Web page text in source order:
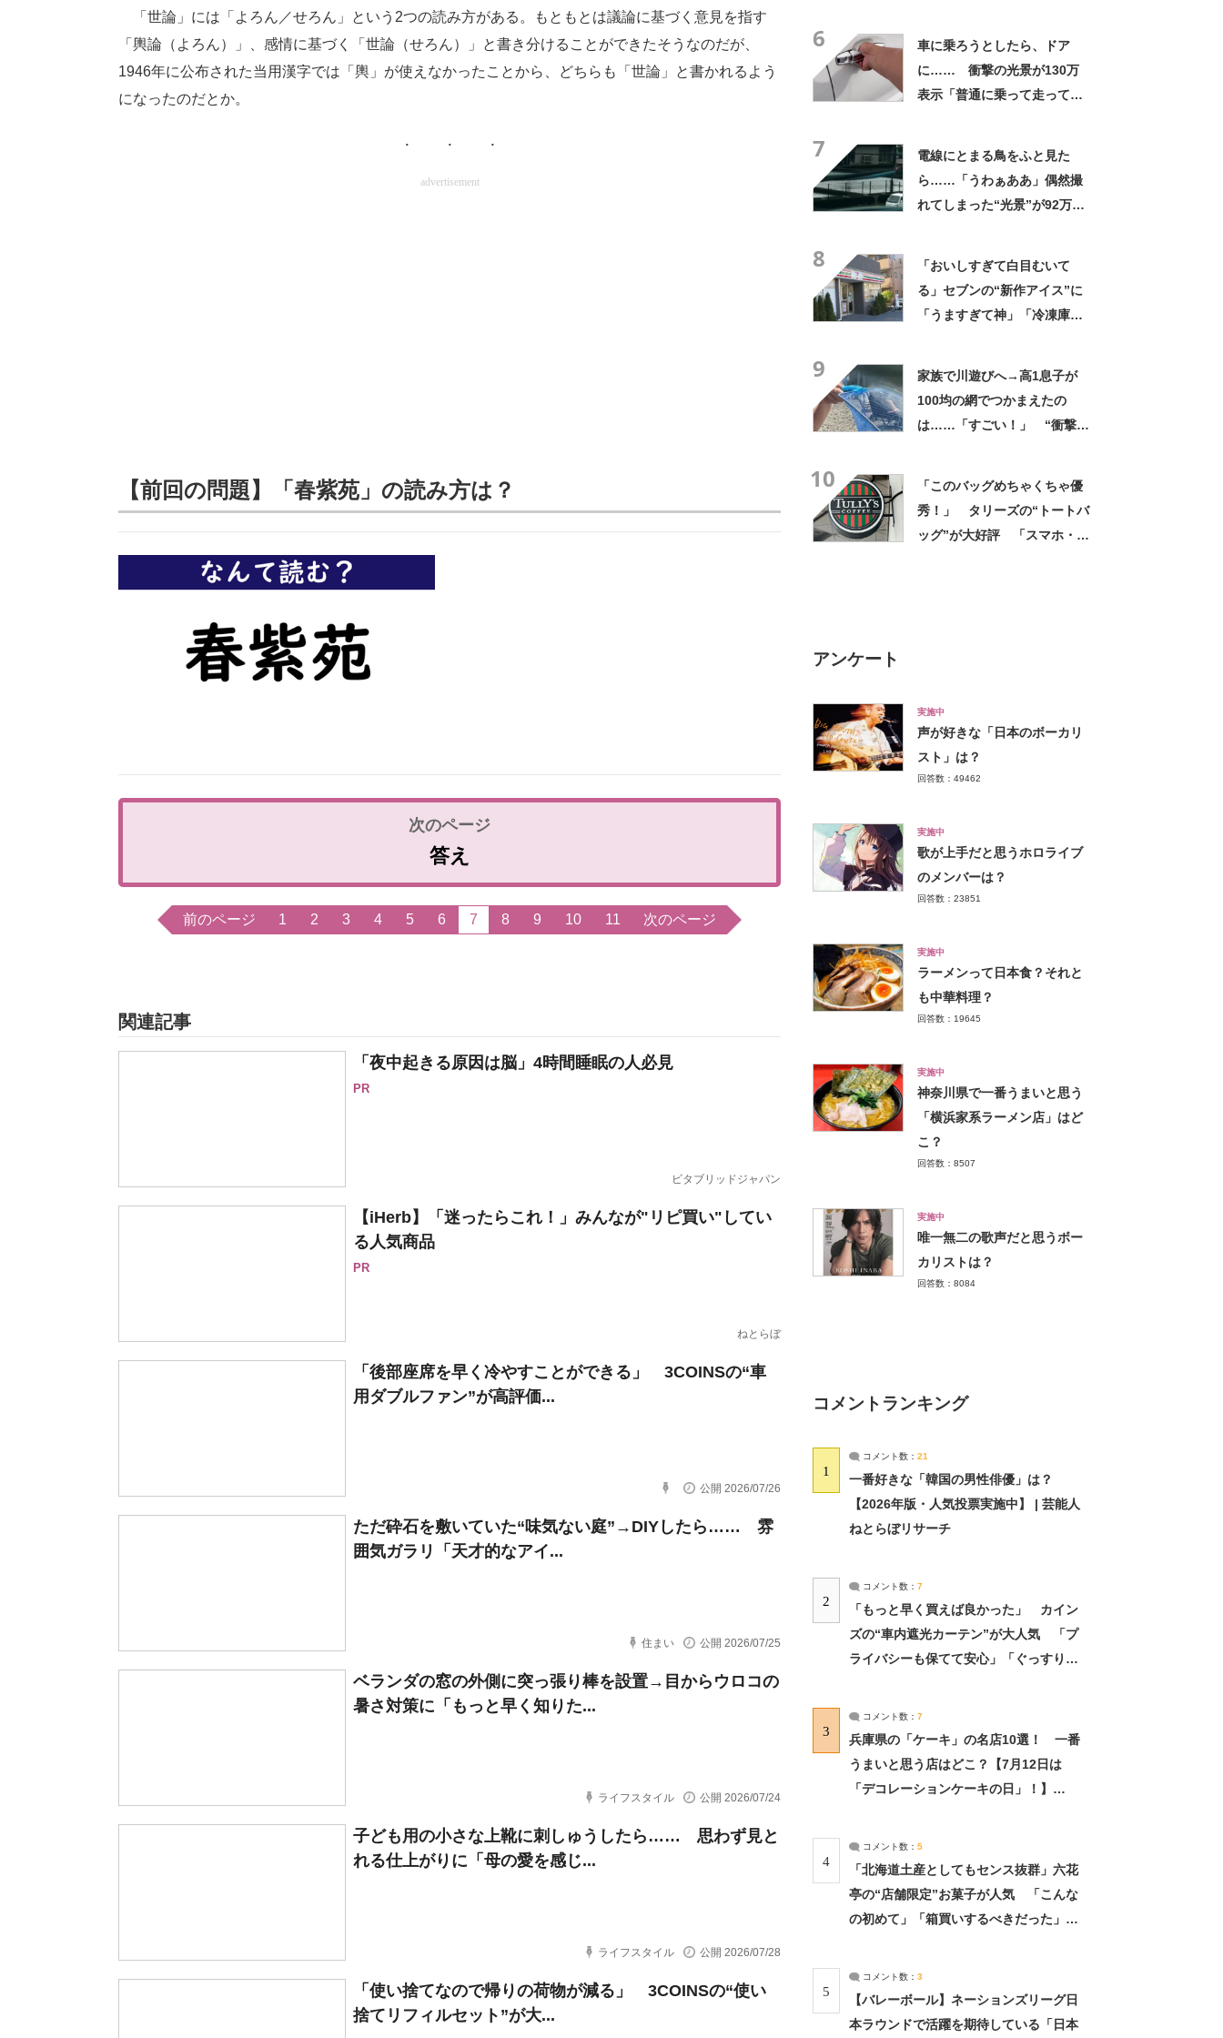
「世論」には「よろん／せろん」という2つの読み方がある。もともとは議論に基づく意見を指す
「輿論（よろん）」、感情に基づく「世論（せろん）」と書き分けることができたそうなのだが、
1946年に公布された当用漢字では「輿」が使えなかったことから、どちらも「世論」と書かれるよう
になったのだとか。
advertisement
【前回の問題】「春紫苑」の読み方は？
答え
前のページ 1 2 3 4 5 6 7 8 9 10 11 次のページ
関連記事
「夜中起きる原因は脳」4時間睡眠の人必見
PR
ビタブリッドジャパン
【iHerb】「迷ったらこれ！」みんなが"リピ買い"してい
る人気商品
PR
ねとらぼ
「後部座席を早く冷やすことができる」 3COINSの“車
用ダブルファン”が高評価...
公開 2026/07/26
ただ砕石を敷いていた“味気ない庭”→DIYしたら…… 雰
囲気ガラリ「天才的なアイ...
住まい 公開 2026/07/25
ベランダの窓の外側に突っ張り棒を設置→目からウロコの
暑さ対策に「もっと早く知りた...
ライフスタイル 公開 2026/07/24
子ども用の小さな上靴に刺しゅうしたら…… 思わず見と
れる仕上がりに「母の愛を感じ...
ライフスタイル 公開 2026/07/28
「使い捨てなので帰りの荷物が減る」 3COINSの“使い
捨てリフィルセット”が大...
6
車に乗ろうとしたら、ドア
に…… 衝撃の光景が130万
表示「普通に乗って走ってた
7
電線にとまる鳥をふと見た
ら……「うわぁああ」偶然撮
れてしまった“光景”が92万再
8
「おいしすぎて白目むいて
る」セブンの“新作アイス”に
「うますぎて神」「冷凍庫に
9
家族で川遊びへ→高1息子が
100均の網でつかまえたの
は……「すごい！」 “衝撃の
10
「このバッグめちゃくちゃ優
秀！」 タリーズの“トートバ
ッグ”が大好評 「スマホ・財
アンケート
実施中
声が好きな「日本のボーカリ
スト」は？
回答数：49462
実施中
歌が上手だと思うホロライブ
のメンバーは？
回答数：23851
実施中
ラーメンって日本食？それと
も中華料理？
回答数：19645
実施中
神奈川県で一番うまいと思う
「横浜家系ラーメン店」はど
こ？
回答数：8507
実施中
唯一無二の歌声だと思うボー
カリストは？
回答数：8084
コメントランキング
1
コメント数： 21
一番好きな「韓国の男性俳優」は？
【2026年版・人気投票実施中】 | 芸能人
ねとらぼリサーチ
2
コメント数： 7
「もっと早く買えば良かった」 カイン
ズの“車内遮光カーテン”が大人気 「プ
ライバシーも保てて安心」「ぐっすり眠
3
コメント数： 7
兵庫県の「ケーキ」の名店10選！ 一番
うまいと思う店はどこ？【7月12日は
「デコレーションケーキの日」！】
4
コメント数： 5
「北海道土産としてもセンス抜群」六花
亭の“店舗限定”お菓子が人気 「こんな
の初めて」「箱買いするべきだった」
5
コメント数： 3
【バレーボール】ネーションズリーグ日
本ラウンドで活躍を期待している「日本